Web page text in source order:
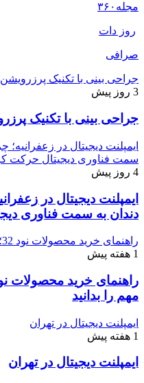
مجله ۳۶۰
روز دات
صرافی
جراحی بینی با تکنیک پرزرویشن
3 روز پیش
جراحی بینی با تکنیک
ایمپلنت دیجیتال در
سمت فناوری دیجیتال حرکت
4 روز پیش
ایمپلنت دیجیتال در
دندان به سمت فناوری
راهنمای خرید محصولات نود 32؛ قبل از خرید این نکات مهم را بدانید
1 هفته پیش
مهم را بدانید
ایمپلنت دیجیتال در تهران
1 هفته پیش
ایمپلنت دیجیتال در تهران